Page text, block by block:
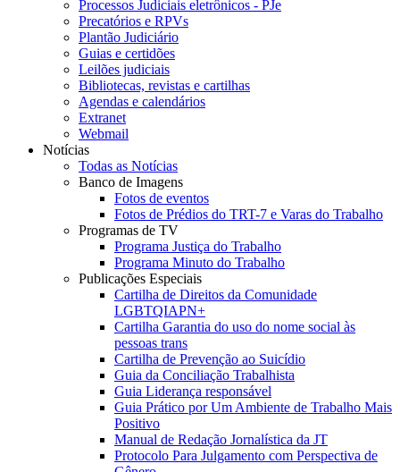
Processos Judiciais eletrônicos - PJe
Precatórios e RPVs
Plantão Judiciário
Guias e certidões
Leilões judiciais
Bibliotecas, revistas e cartilhas
Agendas e calendários
Extranet
Webmail
Notícias
Todas as Notícias
Banco de Imagens
Fotos de eventos
Fotos de Prédios do TRT-7 e Varas do Trabalho
Programas de TV
Programa Justiça do Trabalho
Programa Minuto do Trabalho
Publicações Especiais
Cartilha de Direitos da Comunidade
LGBTQIAPN+
Cartilha Garantia do uso do nome social às
pessoas trans
Cartilha de Prevenção ao Suicídio
Guia da Conciliação Trabalhista
Guia Liderança responsável
Guia Prático por Um Ambiente de Trabalho Mais
Positivo
Manual de Redação Jornalística da JT
Protocolo Para Julgamento com Perspectiva de